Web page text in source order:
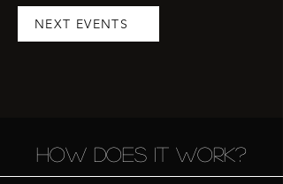
NEXT EVENTS
how does it work?